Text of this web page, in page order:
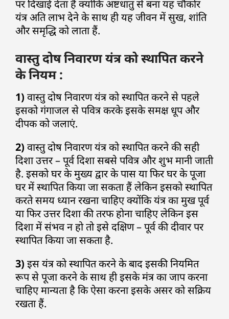
पर दिखाई देता हैं क्योंकि अष्टधातु से बना यह चौकोर
यंत्र अति लाभ देने के साथ ही यह जीवन में सुख, शांति
और समृद्धि को लाता हैं.
वास्तु दोष निवारण यंत्र को स्थापित करने
के नियम :
1) वास्तु दोष निवारण यंत्र को स्थापित करने से पहले
इसको गंगाजल से पवित्र करके इसके समक्ष धूप और
दीपक को जलाएं.
2) वास्तु दोष निवारण यंत्र को स्थापित करने की सही
दिशा उत्तर – पूर्व दिशा सबसे पवित्र और शुभ मानी जाती
है. इसको घर के मुख्य द्वार के पास या फिर घर के पूजा
घर में स्थापित किया जा सकता हैं लेकिन इसको स्थापित
करते समय ध्यान रखना चाहिए क्योंकि यंत्र का मुख पूर्व
या फिर उत्तर दिशा की तरफ होना चाहिए लेकिन इस
दिशा में संभव न हो तो इसे दक्षिण – पूर्व की दीवार पर
स्थापित किया जा सकता है.
3) इस यंत्र को स्थापित करने के बाद इसकी नियमित
रूप से पूजा करने के साथ ही इसके मंत्र का जाप करना
चाहिए मान्यता है कि ऐसा करना इसके असर को सक्रिय
रखता हैं.